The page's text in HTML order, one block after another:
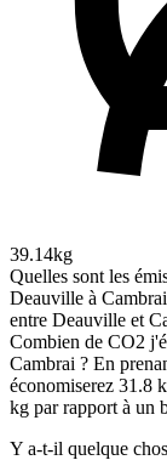
39.14kg
Quelles sont les
Deauville à
entre Deauville et
Combien de CO2
Cambrai ? En
économiserez 31.8
kg par rapport à un
Y a-t-il quelque